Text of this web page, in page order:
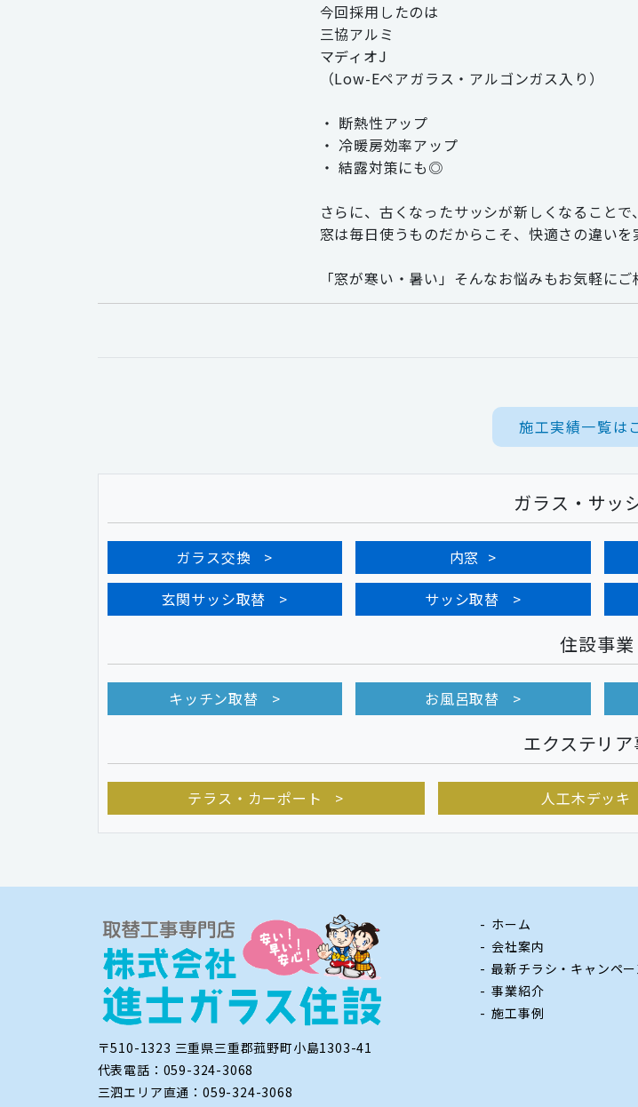
今回採用したのは
三協アルミ
マディオJ
（Low-Eペアガラス・アルゴンガス入り）
・ 断熱性アップ
・ 冷暖房効率アップ
・ 結露対策にも◎
さらに、古くなったサッシが新しくなること
窓は毎日使うものだからこそ、快適さの違いを
「窓が寒い・暑い」そんなお悩みもお気軽に
施工実績一覧は
ガラス・サッ
ガラス交換 内窓
玄関サッシ取替
サッシ取替
住設事業
キッチン取替 お風呂取替
エクステリ
テラス・カーポート 人工木デッキ
〒510-1323 三重県三重郡菰野町小島1303-41
代表電話：059-324-3068
三泗エリア直通：059-324-3068
ホーム
会社案内
最新チラシ・キャンペ
事業紹介
施工事例